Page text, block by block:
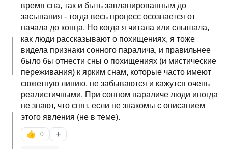
время сна, так и быть запланированным до
засыпания - тогда весь процесс осознается от
начала до конца. Но когда я читала или слышала,
как люди рассказывают о похищениях, я тоже
видела признаки сонного паралича, и правильнее
было бы отнести сны о похищениях (и мистические
переживания) к ярким снам, которые часто имеют
сюжетную линию, не забываются и кажутся очень
реалистичными. При сонном параличе люди иногда
не знают, что спят, если не знакомы с описанием
этого явления (не в теме).
👍 0 +